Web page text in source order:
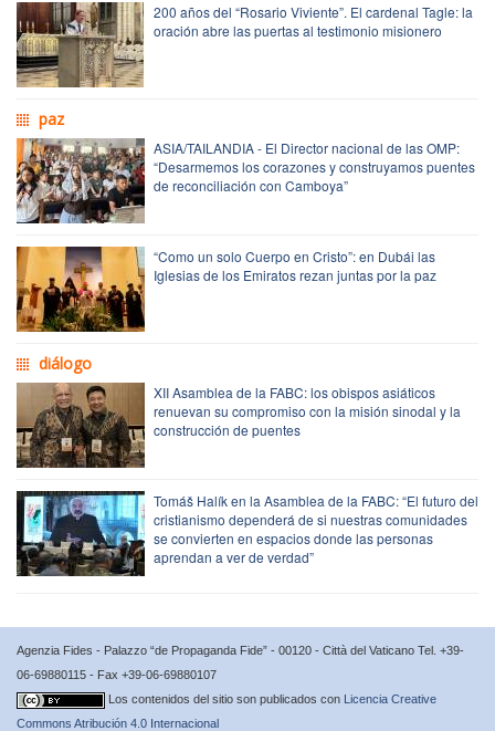
200 años del “Rosario Viviente”. El cardenal Tagle: la
oración abre las puertas al testimonio misionero
paz
ASIA/TAILANDIA - El Director nacional de las OMP:
“Desarmemos los corazones y construyamos puentes
de reconciliación con Camboya”
“Como un solo Cuerpo en Cristo”: en Dubái las
Iglesias de los Emiratos rezan juntas por la paz
diálogo
XII Asamblea de la FABC: los obispos asiáticos
renuevan su compromiso con la misión sinodal y la
construcción de puentes
Tomáš Halík en la Asamblea de la FABC: “El futuro del
cristianismo dependerá de si nuestras comunidades
se convierten en espacios donde las personas
aprendan a ver de verdad”
Agenzia Fides - Palazzo “de Propaganda Fide” - 00120 - Città del Vaticano Tel. +39-
06-69880115 - Fax +39-06-69880107
Los contenidos del sitio son publicados con Licencia Creative
Commons Atribución 4.0 Internacional